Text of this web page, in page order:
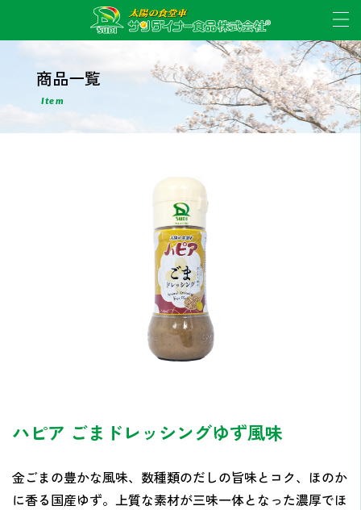
商品一覧
Item
ハピア ごまドレッシングゆず風味
金ごまの豊かな風味、数種類のだしの旨味とコク、ほのか
に香る国産ゆず。上質な素材が三味一体となった濃厚でほ